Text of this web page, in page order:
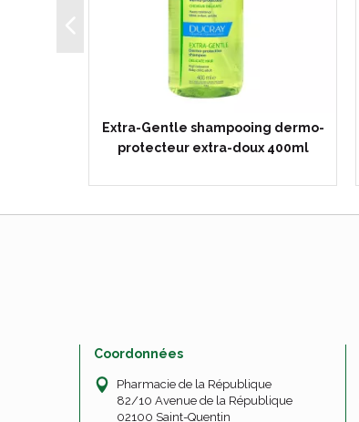
Extra-Gentle shampooing dermo-
protecteur extra-doux 400ml
Coordonnées
Pharmacie de la République
82/10 Avenue de la République
02100 Saint-Quentin